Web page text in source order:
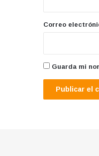
*
Correo
Guarda mi